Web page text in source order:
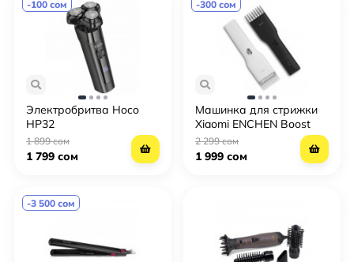
-100 сом
Электробритва Hoco
HP32
1 899 сом
1 799 сом
-300 сом
Машинка для стрижки
Xiaomi ENCHEN Boost
2 299 сом
1 999 сом
-3 500 сом